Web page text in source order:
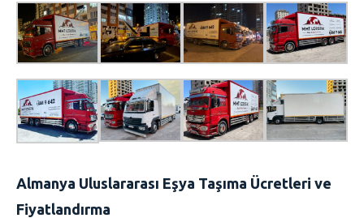
Almanya Uluslararası Eşya Taşıma Ücretleri ve
Fiyatlandırma